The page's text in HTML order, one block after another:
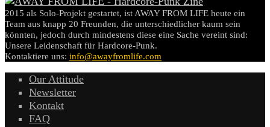
2015 als Solo-Projekt gestartet, ist AWAY FROM LIFE heute ein
Team aus knapp 20 Freunden, die unterschiedlicher kaum sein
könnten, jedoch durch mindestens diese eine Sache vereint sind:
Unsere Leidenschaft für Hardcore-Punk.
Kontaktiere uns: info@awayfromlife.com
Our Attitude
Newsletter
Kontakt
FAQ